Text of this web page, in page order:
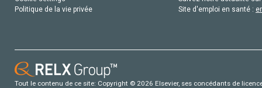
Politique de la vie privée
Site d'emploi en santé :
Tout le contenu de ce site: Copyright © 2026 Elsevier, ses concédants de